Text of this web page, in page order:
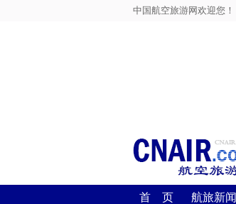
中国航空旅游网欢迎您！
首 页 航旅新闻